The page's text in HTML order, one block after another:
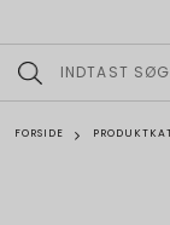
n
a
i
FORSIDE